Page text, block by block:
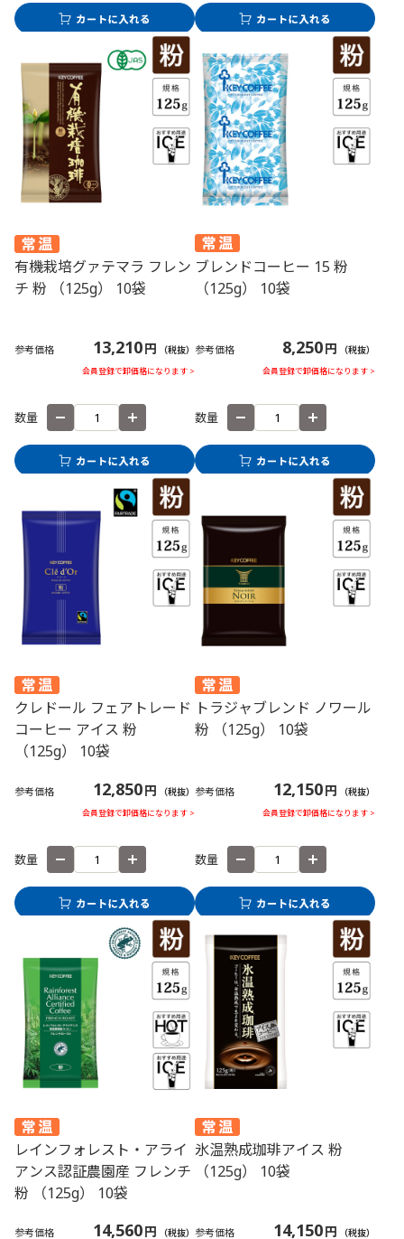
有機栽培グァテマラ フレン
チ 粉 （125g） 10袋
参考価格 13,210円 （税抜）
会員登録で卸価格になります >
数量
ブレンドコーヒー 15 粉
（125g） 10袋
参考価格 8,250円 （税抜）
会員登録で卸価格になります >
数量
クレドール フェアトレード
コーヒー アイス 粉
（125g） 10袋
参考価格 12,850円 （税抜）
会員登録で卸価格になります >
数量
トラジャブレンド ノワール
粉 （125g） 10袋
参考価格 12,150円 （税抜）
会員登録で卸価格になります >
数量
レインフォレスト・アライ
アンス認証農園産 フレンチ
粉 （125g） 10袋
参考価格 14,560円 （税抜）
氷温熟成珈琲アイス 粉
（125g） 10袋
参考価格 14,150円 （税抜）